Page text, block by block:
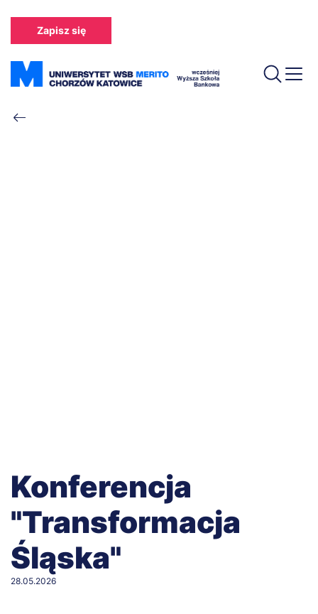
treści
Zapisz się
Ścieżka
Konferencja
"Transformacja
Śląska"
28.05.2026